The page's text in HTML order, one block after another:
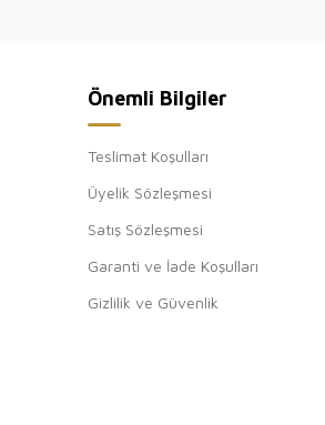
Önemli Bilgiler
Teslimat Koşulları
Üyelik Sözleşmesi
Satış Sözleşmesi
Garanti ve İade Koşulları
Gizlilik ve Güvenlik